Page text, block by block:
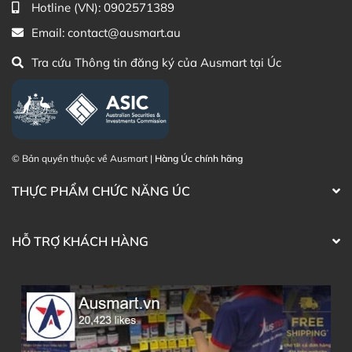
Zalo Ausmart.au| Ausmart Commercial Pty Ltd
Điện thoại liên hệ đặt hàng:
Thạc sĩ Điều dưỡng & Cố vấn sản
phẩm Lily Huỳnh
Hotline (VN): 0902571389
Email: contact@ausmart.au
Tra cứu Thông tin đăng ký của Ausmart tại Úc
© Bản quyền thuộc về Ausmart | Hàng Úc chính hãng
THỰC PHẨM CHỨC NĂNG ÚC
HỖ TRỢ KHÁCH HÀNG